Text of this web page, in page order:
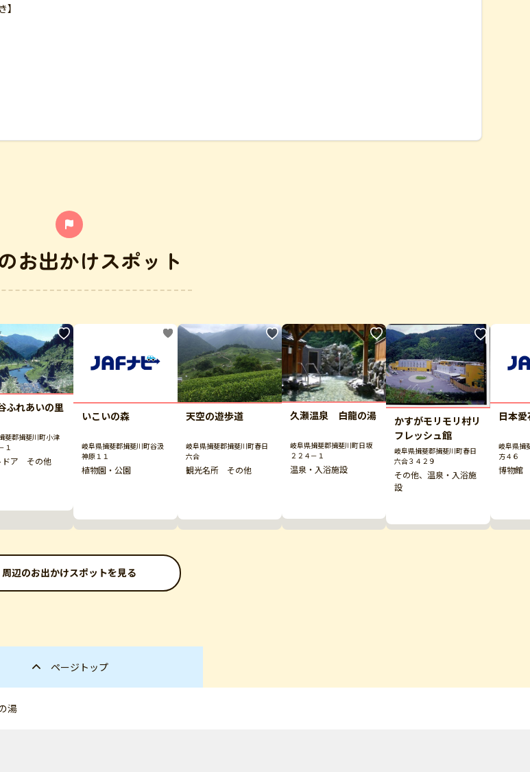
お出かけスポット
ふれあいの里
斐郡揖斐川町小津
１
ドア その他
いこいの森
岐阜県揖斐郡揖斐川町谷汲
神原１１
植物園・公園
天空の遊歩道
岐阜県揖斐郡揖斐川町春日
六合
観光名所 その他
久瀬温泉 白龍の湯
岐阜県揖斐郡揖斐川町日坂
２２４－１
温泉・入浴施設
かすがモリモリ村リ
フレッシュ館
岐阜県揖斐郡揖斐川町春日
六合３４２９
その他、温泉・入浴施
設
日本
岐阜県揖
方４６
博物館
周辺のお出かけスポットを見る
ページトップ
湯